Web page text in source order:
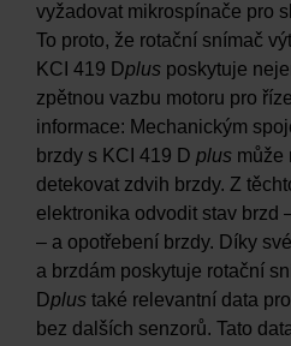
vyžadovat mikrospínače pro
To proto, že rotační snímač
KCI 419 Dplus poskytuje
zpětnou vazbu motoru pro
informace: Mechanickým
brzdy s KCI 419 D plus může
detekovat zdvih brzdy. Z
elektronika odvodit stav brzd
– a opotřebení brzdy. Díky
a brzdám poskytuje rotační
Dplus také relevantní data
bez dalších senzorů. Tato